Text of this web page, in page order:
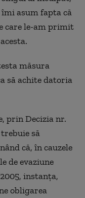
îmi asum fapta că
care le-am primit
măsura
să achite datoria
prin Decizia nr.
trebuie să
că, în cauzele
de evaziune
instanţa,
obligarea